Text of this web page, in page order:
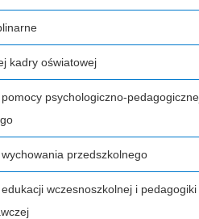
kadry oświatowej
psychologiczno-
przedszkolnego
wczesnoszkolnej i pedagogiki